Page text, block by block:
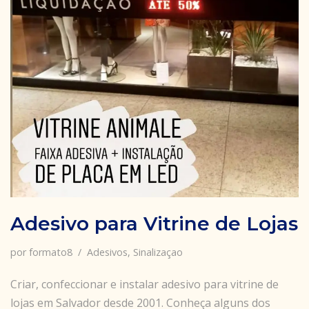
Adesivo para Vitrine de Lojas
por formato8 Adesivos, Sinalizaçao
Criar, confeccionar e instalar adesivo para vitrine de
lojas em Salvador desde 2001. Conheça alguns dos